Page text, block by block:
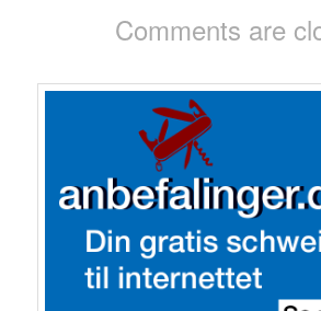
Comments are